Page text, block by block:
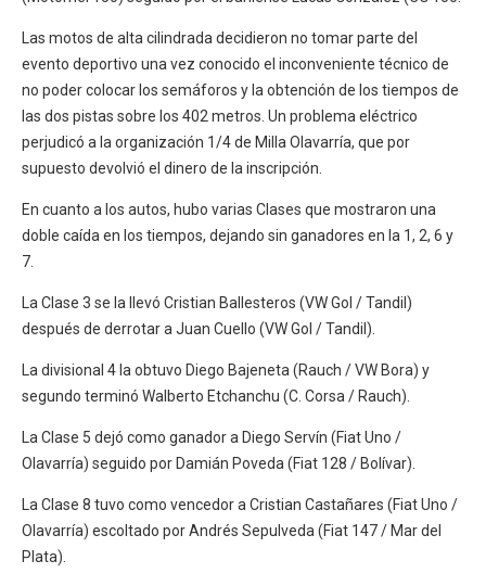
Las motos de alta cilindrada decidieron no tomar parte del
evento deportivo una vez conocido el inconveniente técnico de
no poder colocar los semáforos y la obtención de los tiempos de
las dos pistas sobre los 402 metros. Un problema eléctrico
perjudicó a la organización 1/4 de Milla Olavarría, que por
supuesto devolvió el dinero de la inscripción.
En cuanto a los autos, hubo varias Clases que mostraron una
doble caída en los tiempos, dejando sin ganadores en la 1, 2, 6 y
7.
La Clase 3 se la llevó Cristian Ballesteros (VW Gol / Tandil)
después de derrotar a Juan Cuello (VW Gol / Tandil).
La divisional 4 la obtuvo Diego Bajeneta (Rauch / VW Bora) y
segundo terminó Walberto Etchanchu (C. Corsa / Rauch).
La Clase 5 dejó como ganador a Diego Servín (Fiat Uno /
Olavarría) seguido por Damián Poveda (Fiat 128 / Bolívar).
La Clase 8 tuvo como vencedor a Cristian Castañares (Fiat Uno /
Olavarría) escoltado por Andrés Sepulveda (Fiat 147 / Mar del
Plata).